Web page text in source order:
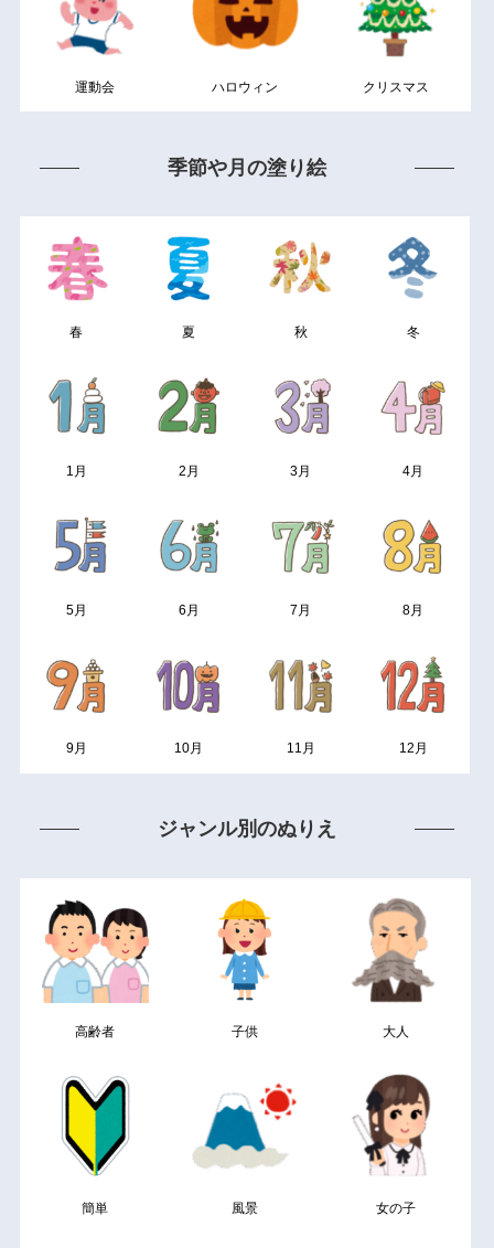
運動会 ハロウィン クリスマス
季節や月の塗り絵
春 夏 秋 冬
1月 2月 3月 4月
5月 6月 7月 8月
9月 10月 11月 12月
ジャンル別のぬりえ
高齢者 子供 大人
簡単 風景 女の子